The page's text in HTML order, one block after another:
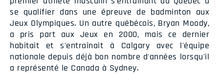
se qualifier dans une épreuve de badminton aux
Jeux Olympiques. Un autre québécois, Bryan Moody,
a pris part aux Jeux en 2000, mais ce dernier
habitait et s'entraînait à Calgary avec l'équipe
nationale depuis déjà bon nombre d'années lorsqu'il
a représenté le Canada à Sydney.